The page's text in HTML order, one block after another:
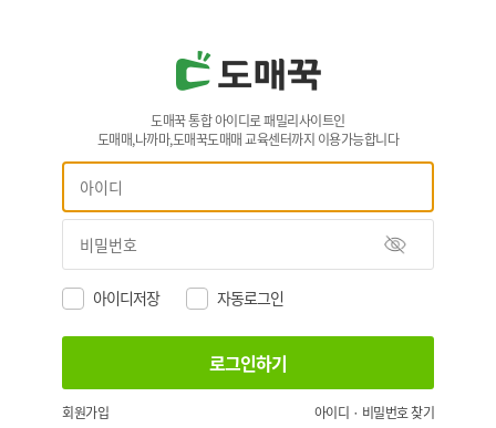
도매꾹 통합 아이디로 패밀리사이트인
도매매,나까마,도매꾹도매매 교육센터까지 이용가능합니다
아이디저장 자동로그인
회원가입 아이디 · 비밀번호 찾기